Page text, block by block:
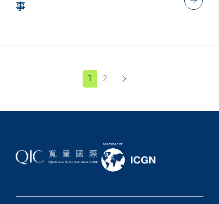
事
1 2